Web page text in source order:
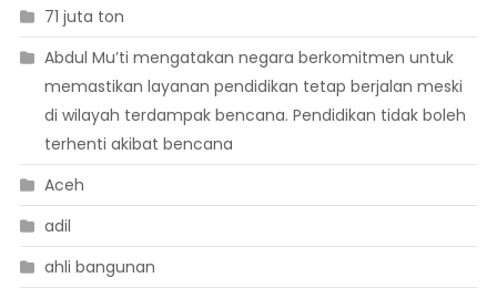
71 juta ton
Abdul Mu’ti mengatakan negara berkomitmen untuk
memastikan layanan pendidikan tetap berjalan meski
di wilayah terdampak bencana. Pendidikan tidak boleh
terhenti akibat bencana
Aceh
adil
ahli bangunan